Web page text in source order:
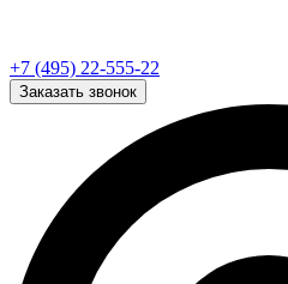
+7 (495) 22-555-22
Заказать звонок